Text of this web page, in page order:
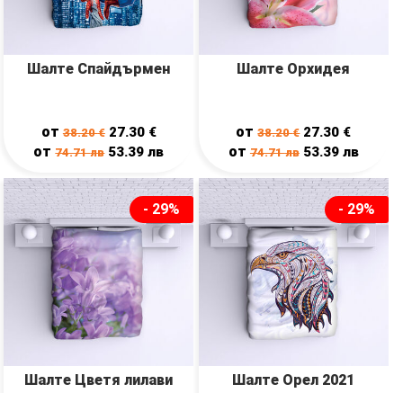
Шалте Спайдърмен
от38.20€ 27.30 €
от74.71лв 53.39лв
Шалте Орхидея
от38.20€ 27.30 €
от 74.71лв 53.39 лв
- 29%
Шалте Цветя лилави
- 29%
Шалте Орел 2021